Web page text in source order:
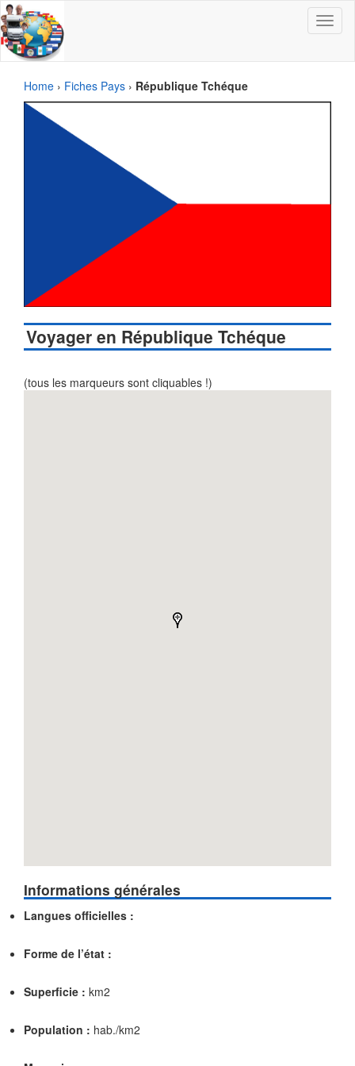
Toggle
Home › Fiches Pays › République Tchéque
Voyager en République Tchéque
(tous les marqueurs sont cliquables !)
Informations générales
Langues officielles :
Forme de l’état :
Superficie : km2
Population : hab./km2